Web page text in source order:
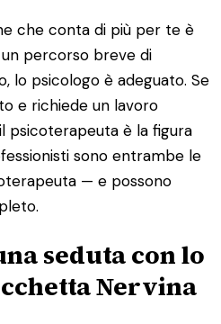
che conta di più per te è
percorso breve di
lo psicologo è adeguato. Se
e richiede un lavoro
psicoterapeuta è la figura
sono entrambe le
— e possono
seduta con lo
Nervina